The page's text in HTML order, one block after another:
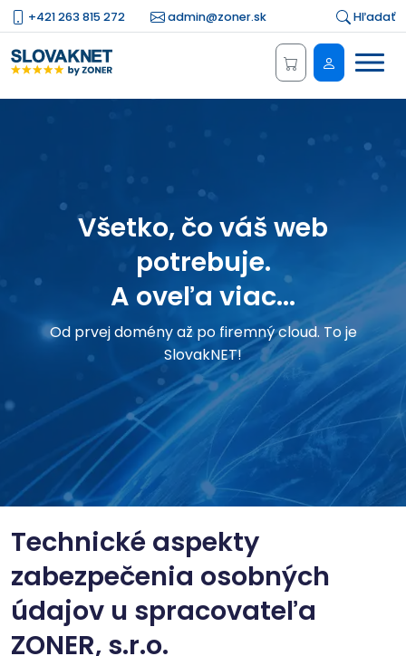
+421 263 815 272 admin@zoner.sk Hľadať
Menu
Všetko, čo váš web
potrebuje.
A oveľa viac...
Od prvej domény až po firemný cloud. To je
SlovakNET!
Technické aspekty
zabezpečenia osobných
údajov u spracovateľa
ZONER, s.r.o.